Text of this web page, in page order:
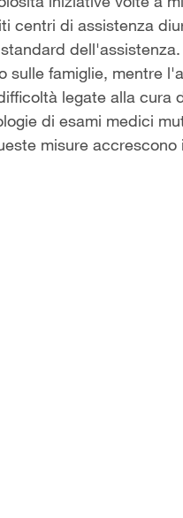
centri di assistenza
sulle famiglie, mentre
legate alla cura
di esami medici
misure